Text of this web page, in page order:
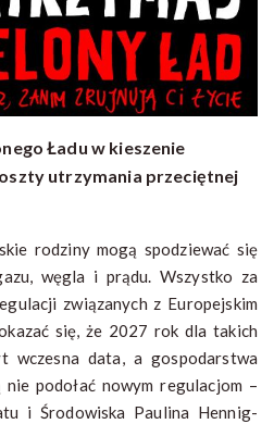
Ładu w kieszenie
utrzymania przeciętnej
rodziny mogą spodziewać się
węgla i prądu. Wszystko za
związanych z Europejskim
się, że 2027 rok dla takich
data, a gospodarstwa
podołać nowym regulacjom –
i Środowiska Paulina Hennig-